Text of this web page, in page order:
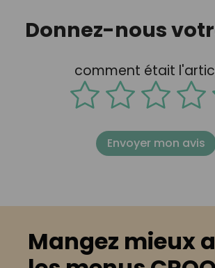
Donnez-nous
comment était
Envoyer mon avis
Mangez mieux